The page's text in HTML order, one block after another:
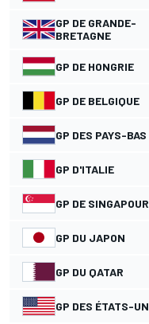
GP DE GRANDE-
BRETAGNE
GP DE HONGRIE
GP DE BELGIQUE
GP DES PAYS-BAS
GP D'ITALIE
GP DE SINGAPOUR
GP DU JAPON
GP DU QATAR
GP DES ÉTATS-